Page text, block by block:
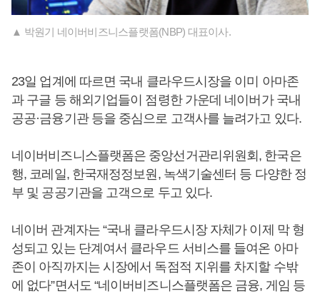
▲ 박원기 네이버비즈니스플랫폼(NBP) 대표이사.
23일 업계에 따르면 국내 클라우드시장을 이미 아마존
과 구글 등 해외기업들이 점령한 가운데 네이버가 국내
공공·금융기관 등을 중심으로 고객사를 늘려가고 있다.
네이버비즈니스플랫폼은 중앙선거관리위원회, 한국은
행, 코레일, 한국재정정보원, 녹색기술센터 등 다양한 정
부 및 공공기관을 고객으로 두고 있다.
네이버 관계자는 “국내 클라우드시장 자체가 이제 막 형
성되고 있는 단계여서 클라우드 서비스를 들여온 아마
존이 아직까지는 시장에서 독점적 지위를 차지할 수밖
에 없다”면서도 “네이버비즈니스플랫폼은 금융, 게임 등